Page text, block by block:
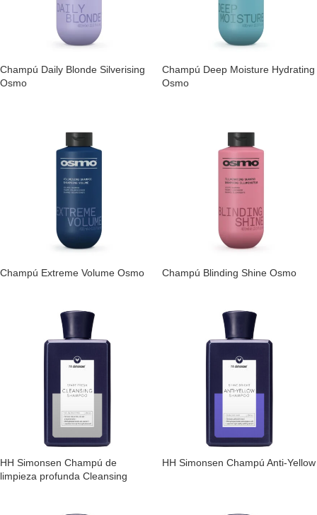
Champú Daily Blonde Silverising
Osmo
Champú Deep Moisture Hydrating
Osmo
Champú Extreme Volume Osmo Champú Blinding Shine Osmo
HH Simonsen Champú de
limpieza profunda Cleansing
HH Simonsen Champú Anti-Yellow